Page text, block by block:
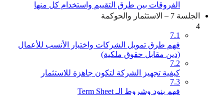
الفروقات بين طرق التقييم واستخدام كل منها
الجلسة 7 – الاستثمار والحوكمة
4
7.1
فهم طرق تمويل الشركات واختيار الأنسب للأعمال
(دين مقابل حقوق ملكية)
7.2
كيفية تجهيز الشركة لتكون جاهزة للاستثمار
7.3
فهم بنود وشروط الـ Term Sheet